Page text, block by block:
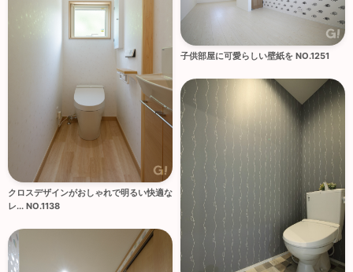
クロスデザインがおしゃれで明るい快適な
レ... NO.1138
子供部屋に可愛らしい壁紙を NO.1251